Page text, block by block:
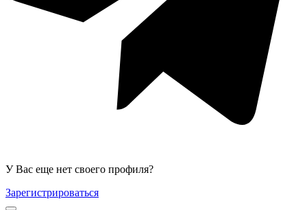
У Вас еще нет своего профиля?
Зарегистрироваться